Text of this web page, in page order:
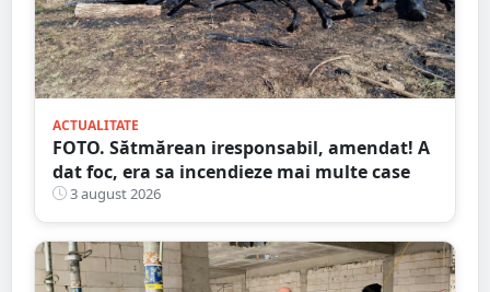
ACTUALITATE
FOTO. Sătmărean iresponsabil, amendat! A
dat foc, era sa incendieze mai multe case
3 august 2026